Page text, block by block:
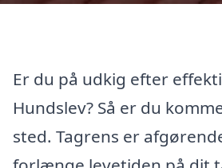
Er du på udkig efter
Hundslev? Så er du
sted. Tagrens er